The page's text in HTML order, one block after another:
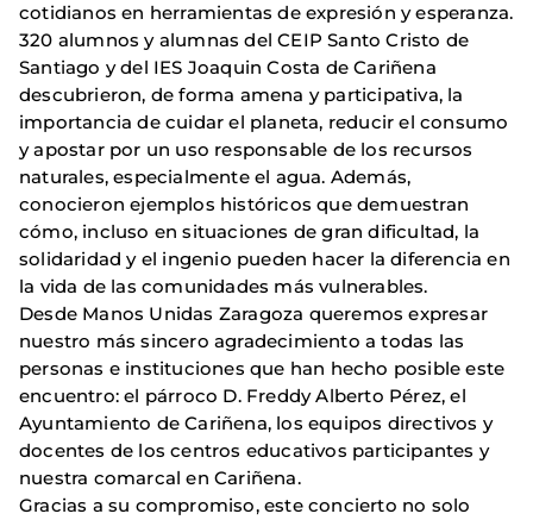
cotidianos en herramientas de expresión y esperanza.
320 alumnos y alumnas del CEIP Santo Cristo de
Santiago y del IES Joaquin Costa de Cariñena
descubrieron, de forma amena y participativa, la
importancia de cuidar el planeta, reducir el consumo
y apostar por un uso responsable de los recursos
naturales, especialmente el agua. Además,
conocieron ejemplos históricos que demuestran
cómo, incluso en situaciones de gran dificultad, la
solidaridad y el ingenio pueden hacer la diferencia en
la vida de las comunidades más vulnerables.
Desde Manos Unidas Zaragoza queremos expresar
nuestro más sincero agradecimiento a todas las
personas e instituciones que han hecho posible este
encuentro: el párroco D. Freddy Alberto Pérez, el
Ayuntamiento de Cariñena, los equipos directivos y
docentes de los centros educativos participantes y
nuestra comarcal en Cariñena.
Gracias a su compromiso, este concierto no solo